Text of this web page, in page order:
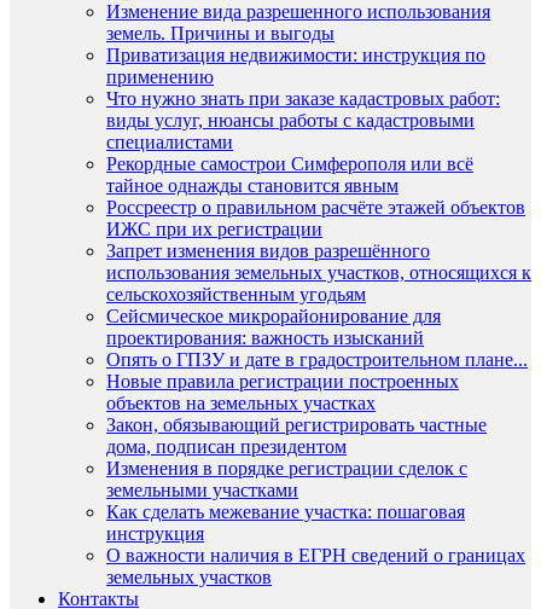
Изменение вида разрешенного использования
земель. Причины и выгоды
Приватизация недвижимости: инструкция по
применению
Что нужно знать при заказе кадастровых работ:
виды услуг, нюансы работы с кадастровыми
специалистами
Рекордные самострои Симферополя или всё
тайное однажды становится явным
Россреестр о правильном расчёте этажей объектов
ИЖС при их регистрации
Запрет изменения видов разрешённого
использования земельных участков, относящихся к
сельскохозяйственным угодьям
Сейсмическое микрорайонирование для
проектирования: важность изысканий
Опять о ГПЗУ и дате в градостроительном плане...
Новые правила регистрации построенных
объектов на земельных участках
Закон, обязывающий регистрировать частные
дома, подписан президентом
Изменения в порядке регистрации сделок с
земельными участками
Как сделать межевание участка: пошаговая
инструкция
О важности наличия в ЕГРН сведений о границах
земельных участков
Контакты